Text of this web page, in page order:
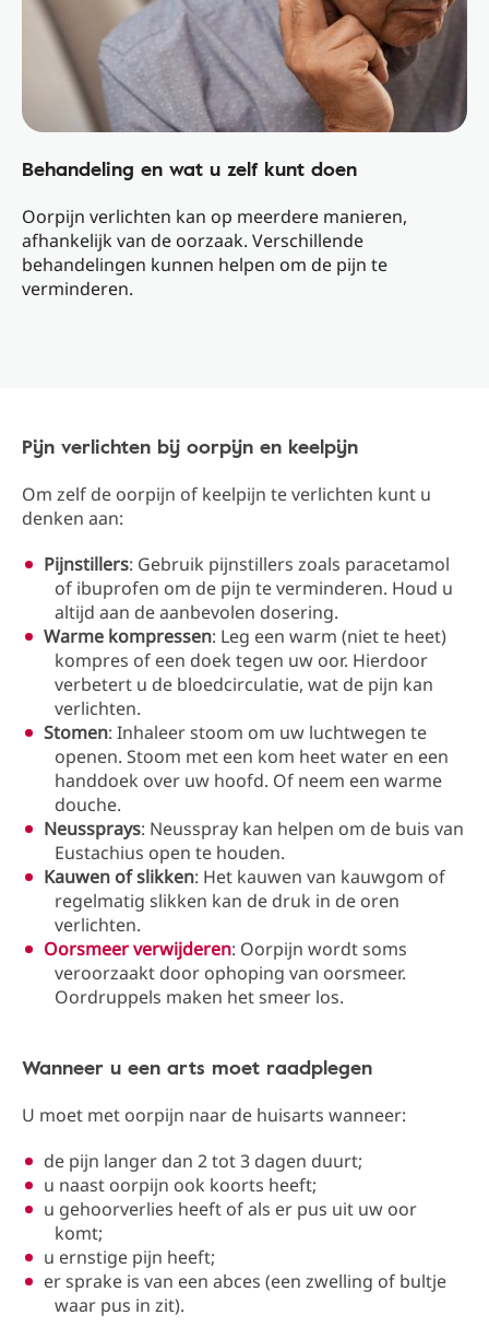
Behandeling en wat u zelf kunt doen
Oorpijn verlichten kan op meerdere manieren,
afhankelijk van de oorzaak. Verschillende
behandelingen kunnen helpen om de pijn te
verminderen.
Pijn verlichten bij oorpijn en keelpijn
Om zelf de oorpijn of keelpijn te verlichten kunt u
denken aan:
Pijnstillers: Gebruik pijnstillers zoals paracetamol
of ibuprofen om de pijn te verminderen. Houd u
altijd aan de aanbevolen dosering.
Warme kompressen: Leg een warm (niet te heet)
kompres of een doek tegen uw oor. Hierdoor
verbetert u de bloedcirculatie, wat de pijn kan
verlichten.
Stomen: Inhaleer stoom om uw luchtwegen te
openen. Stoom met een kom heet water en een
handdoek over uw hoofd. Of neem een warme
douche.
Neussprays: Neusspray kan helpen om de buis van
Eustachius open te houden.
Kauwen of slikken: Het kauwen van kauwgom of
regelmatig slikken kan de druk in de oren
verlichten.
Oorsmeer verwijderen: Oorpijn wordt soms
veroorzaakt door ophoping van oorsmeer.
Oordruppels maken het smeer los.
Wanneer u een arts moet raadplegen
U moet met oorpijn naar de huisarts wanneer:
de pijn langer dan 2 tot 3 dagen duurt;
u naast oorpijn ook koorts heeft;
u gehoorverlies heeft of als er pus uit uw oor
komt;
u ernstige pijn heeft;
er sprake is van een abces (een zwelling of bultje
waar pus in zit).